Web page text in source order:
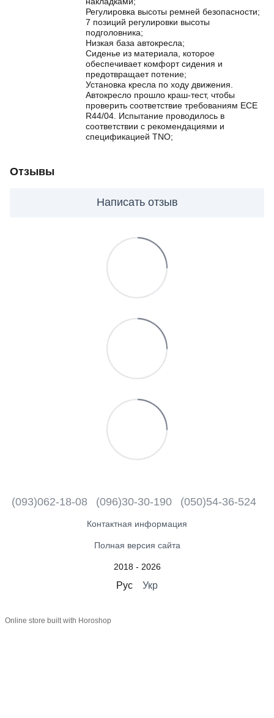
Регулировка высоты ремней безопасности;
7 позиций регулировки высоты
подголовника;
Низкая база автокресла;
Сиденье из материала, которое
обеспечивает комфорт сидения и
предотвращает потение;
Установка кресла по ходу движения.
Автокресло прошло краш-тест, чтобы
проверить соответствие требованиям ECE
R44/04. Испытание проводилось в
соответствии с рекомендациями и
спецификацией TNO;
Отзывы
Написать отзыв
(093)062-18-08 (096)30-30-190 (050)54-36-524
Контактная информация
Полная версия сайта
2018 - 2026
Рус Укр
Online store built with Horoshop